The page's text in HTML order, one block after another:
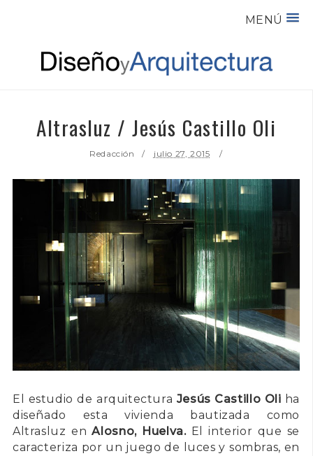
MENÚ
Altrasluz / Jesús Castillo Oli
Redacción julio 27, 2015
El estudio de arquitectura Jesús Castillo Oli ha
diseñado esta vivienda bautizada como
Altrasluz enAlosno, Huelva.El interior que se
caracteriza por un juego de luces y sombras, en